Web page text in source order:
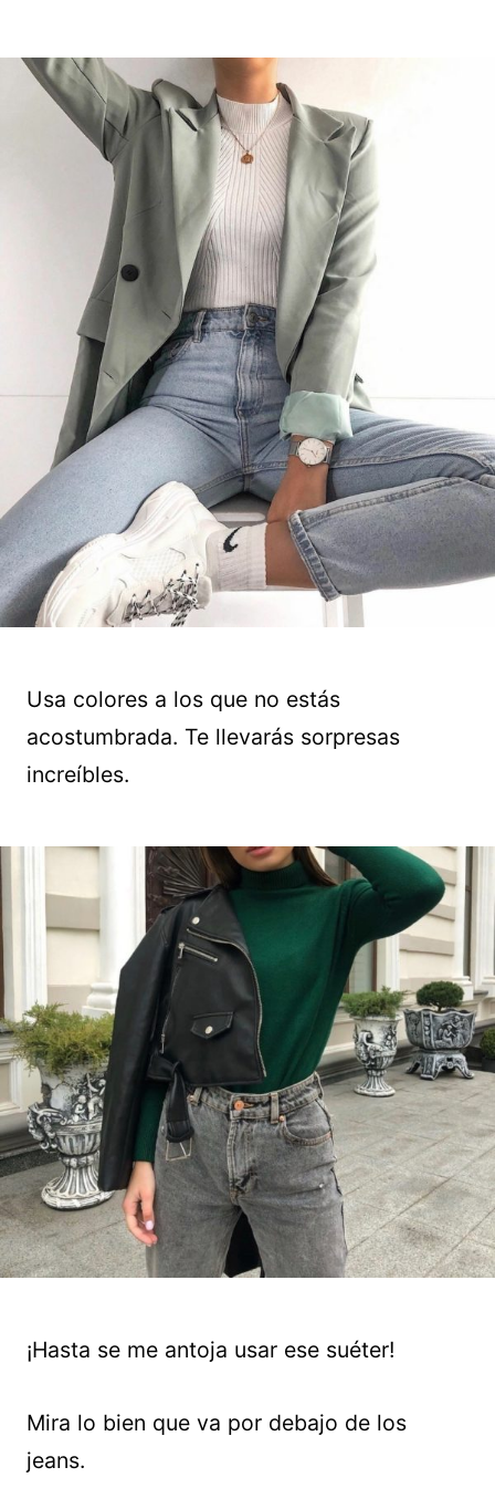
Usa colores a los que no estás
acostumbrada. Te llevarás sorpresas
increíbles.
¡Hasta se me antoja usar ese suéter!
Mira lo bien que va por debajo de los
jeans.